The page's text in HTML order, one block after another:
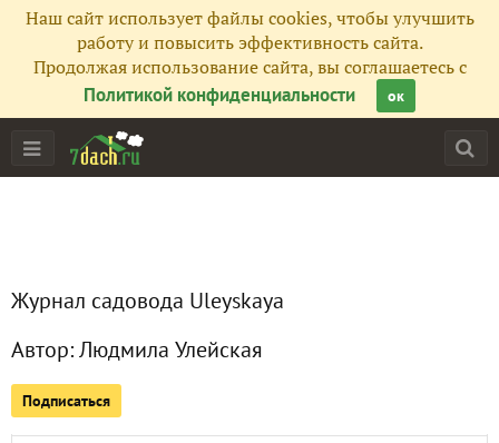
Наш сайт использует файлы cookies, чтобы улучшить
работу и повысить эффективность сайта.
Продолжая использование сайта, вы соглашаетесь с
Политикой конфиденциальности
ок
Журнал садовода Uleyskaya
Автор:Людмила Улейская
Подписаться
Все публикации 403
Сейчас обсуждают
Бронзовые хризантемы осеннего бала Никитского
Оранжевые хризантемы осеннего бала Никитского
Мюленбекия на даче и в доме